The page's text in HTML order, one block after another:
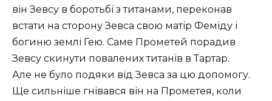
він Зевсу в боротьбі з титанами, переконав
встати на сторону Зевса свою матір Феміду і
богиню землі Гею. Саме Прометей порадив
Зевсу скинути повалених титанів в Тартар.
Але не було подяки від Зевса за цю допомогу.
Ще сильніше гнівався він на Прометея, коли